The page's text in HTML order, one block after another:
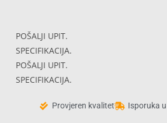
POŠALJI UPIT.
SPECIFIKACIJA.
POŠALJI UPIT.
SPECIFIKACIJA.
Provjeren kvalitet Isporuka